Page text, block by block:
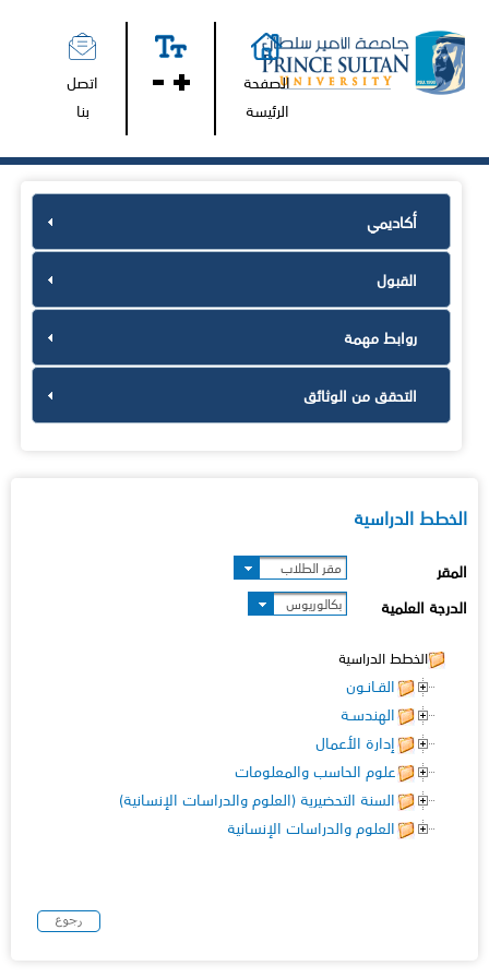
الصفحة
الرئيسة
اتصل
بنا
أكاديمي
القبول
روابط مهمة
التحقق من الوثائق
الخطط الدراسية
المقر مقر الطلاب
الدرجة العلمية بكالوريوس
الخطط الدراسية
القـانـون
الهندسـة
إدارة الأعمال
علوم الحاسب والمعلومات
السنة التحضيرية (العلوم والدراسات الإنسانية)
العلوم والدراسات الإنسانية